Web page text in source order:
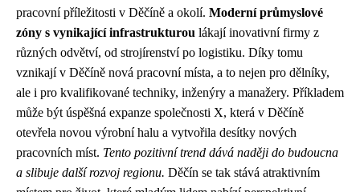
pracovní příležitosti v Děčíně a okolí. Moderní průmyslové
zóny s vynikající infrastrukturou lákají inovativní firmy z
různých odvětví, od strojírenství po logistiku. Díky tomu
vznikají v Děčíně nová pracovní místa, a to nejen pro dělníky,
ale i pro kvalifikované techniky, inženýry a manažery. Příkladem
může být úspěšná expanze společnosti X, která v Děčíně
otevřela novou výrobní halu a vytvořila desítky nových
pracovních míst. Tento pozitivní trend dává naději do budoucna
a slibuje další rozvoj regionu. Děčín se tak stává atraktivním